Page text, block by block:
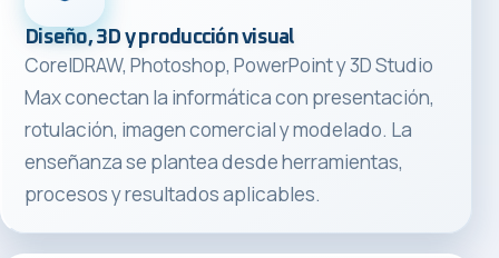
Diseño, 3D y producción visual
CorelDRAW, Photoshop, PowerPoint y 3D Studio
Max conectan la informática con presentación,
rotulación, imagen comercial y modelado. La
enseñanza se plantea desde herramientas,
procesos y resultados aplicables.